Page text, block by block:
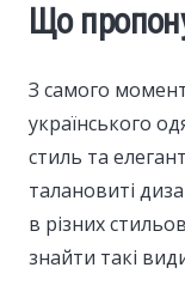
Що
З самого
українського
стиль та
талановиті
в різних
знайти такі